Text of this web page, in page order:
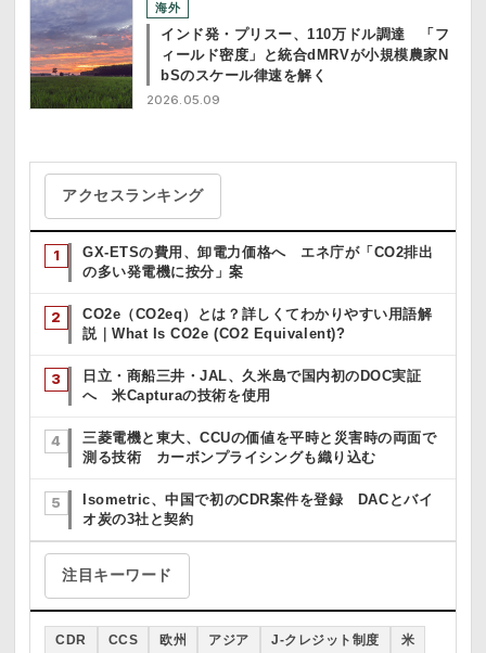
海外
インド発・プリスー、110万ドル調達 「フ
ィールド密度」と統合dMRVが小規模農家N
bSのスケール律速を解く
2026.05.09
アクセスランキング
GX-ETSの費用、卸電力価格へ エネ庁が「CO2排出
の多い発電機に按分」案
CO2e（CO2eq）とは？詳しくてわかりやすい用語解
説｜What Is CO2e (CO2 Equivalent)?
日立・商船三井・JAL、久米島で国内初のDOC実証
へ 米Capturaの技術を使用
三菱電機と東大、CCUの価値を平時と災害時の両面で
測る技術 カーボンプライシングも織り込む
Isometric、中国で初のCDR案件を登録 DACとバイ
オ炭の3社と契約
注目キーワード
CDR CCS 欧州 アジア J-クレジット制度 米